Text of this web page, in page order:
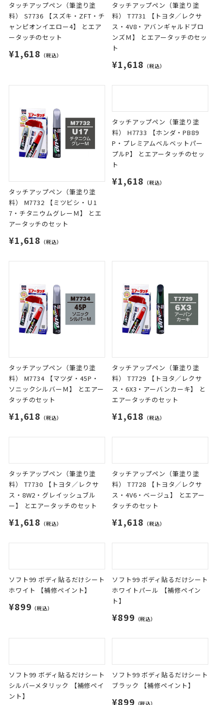
タッチアップペン（筆塗り塗
料） S7736 【スズキ・ZFT・チ
ャンピオンイエロー4】 とエア
ータッチのセット
¥1,618 （税込）
タッチアップペン（筆塗り塗
料） T7731 【トヨタ／レクサ
ス・4V8・アバンギャルドブロ
ンズＭ】 とエアータッチのセッ
ト
¥1,618 （税込）
タッチアップペン（筆塗り塗
料） M7732 【ミツビシ・Ｕ1
7・チタニウムグレーＭ】 とエ
アータッチのセット
¥1,618 （税込）
タッチアップペン（筆塗り塗
料） H7733 【ホンダ・PB89
P・プレミアムベルベットパー
プルP】 とエアータッチのセッ
ト
¥1,618 （税込）
タッチアップペン（筆塗り塗
料） M7734 【マツダ・45P・
ソニックシルバーＭ】 とエアー
タッチのセット
¥1,618 （税込）
タッチアップペン（筆塗り塗
料） T7729 【トヨタ／レクサ
ス・6X3・アーバンカーキ】 と
エアータッチのセット
¥1,618 （税込）
タッチアップペン（筆塗り塗
料） T7730 【トヨタ／レクサ
ス・8W2・グレイッシュブル
ー】 とエアータッチのセット
¥1,618 （税込）
タッチアップペン（筆塗り塗
料） T7728 【トヨタ／レクサ
ス・4V6・ベージュ】 とエアー
タッチのセット
¥1,618 （税込）
ソフト99 ボディ貼るだけシート
ホワイト 【補修ペイント】
¥899 （税込）
ソフト99 ボディ貼るだけシート
ホワイトパール 【補修ペイン
ト】
¥899 （税込）
ソフト99 ボディ貼るだけシート
シルバーメタリック 【補修ペイ
ント】
ソフト99 ボディ貼るだけシート
ブラック 【補修ペイント】
¥899 （税込）